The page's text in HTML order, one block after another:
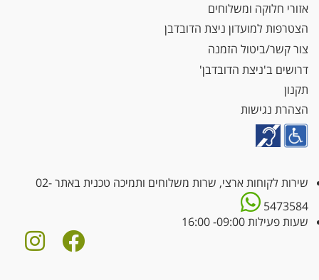
אזורי חלוקה ומשלוחים
הצטרפות למועדון ניצת הדובדבן
צור קשר/ביטול הזמנה
דרושים ב'ניצת הדובדבן'
תקנון
הצהרת נגישות
שירות לקוחות ארצי, שרות משלוחים ותמיכה טכנית באתר02-
5473584
שעות פעילות 09:00- 16:00